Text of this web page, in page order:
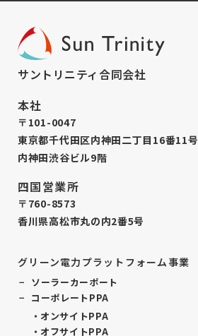
サントリニティ合同会社
本社
〒101-0047
東京都千代田区内神田二丁目16番11号
内神田渋谷ビル9階
四国営業所
〒760-8573
香川県高松市丸の内2番5号
グリーン電力プラットフォーム事業
ソーラーカーポート
コーポレートPPA
オンサイトPPA
オフサイトPPA